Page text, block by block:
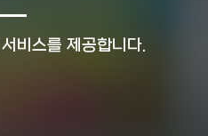
비스를 제공합니다.